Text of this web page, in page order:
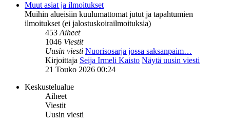
Muut asiat ja ilmoitukset
Muihin alueisiin kuulumattomat jutut ja tapahtumien
ilmoitukset (ei jalostuskoirailmoituksia)
453Aiheet
1046 Viestit
Uusin viesti Nuorisosarja jossa saksanpaim…
Kirjoittaja Seija Irmeli Kaisto Näytä uusin viesti
21 Touko 2026 00:24
Keskustelualue
Aiheet
Viestit
Uusin viesti